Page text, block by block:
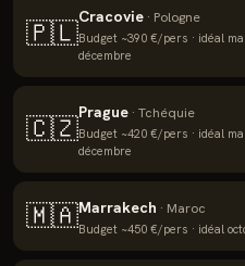
🇵🇱Cracovie · Pologne
Budget ~390 €/pers · idéal
décembre
🇨🇿Prague · Tchéquie
Budget ~420 €/pers · idéal
décembre
🇲🇦Marrakech · Maroc
Budget ~450 €/pers · idéal